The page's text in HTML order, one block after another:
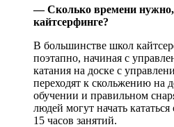
— Сколько времени нужно,
кайтсерфинге?
В большинстве школ
поэтапно, начиная с
катания на доске с
переходят к скольжению на
обучении и правильном
людей могут начать
15 часов занятий.